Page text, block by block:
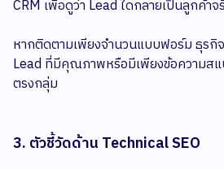
CRM เพื่อดูว่า Lead ใดกลายเป็นลูกค้าจ
หากติดตามเพียงจำนวนแบบฟอร์ม ธุรกิจ
Lead ที่มีคุณภาพหรือมีเพียงข้อความส
ตรงกลุ่ม
3. ตัวชี้วัดด้าน Technical SEO